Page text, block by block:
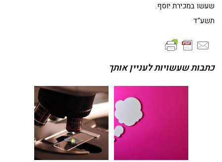
שעשו במכירת יוסף.
תשע"ד
כתבות שעשויות לעניין אותך